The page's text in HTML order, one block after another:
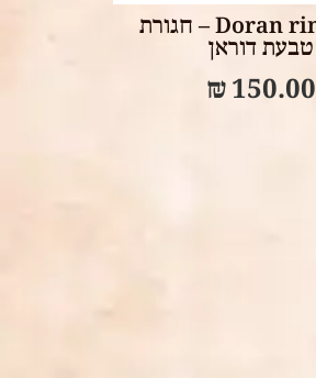
Doran ring belt – חגורת
טבעת דוראן
₪ 150.00